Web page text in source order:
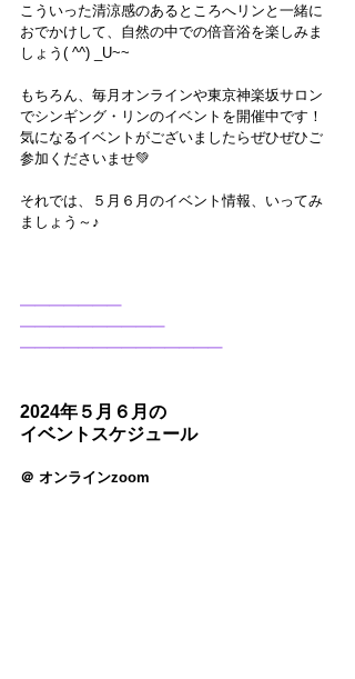
こういった清涼感のあるところへリンと一緒に
おでかけして、自然の中での倍音浴を楽しみま
しょう( ^^) _U~~
もちろん、毎月オンラインや東京神楽坂サロン
でシンギング・リンのイベントを開催中です！
気になるイベントがございましたらぜひぜひご
参加くださいませ💚
それでは、５月６月のイベント情報、いってみ
ましょう～♪
━━━━━━━
━━━━━━━━━━
━━━━━━━━━━━━━━
2024年５月６月の
イベントスケジュール
＠ オンラインzoom